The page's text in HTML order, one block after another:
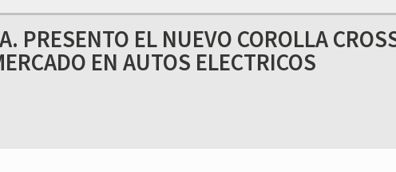
PRESENTO EL NUEVO COROLLA
EN AUTOS ELECTRICOS